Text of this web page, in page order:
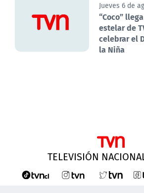
Jueves 6 de
“Coco”
estelar de
celebrar el
la Niña
TELEVISIÓN